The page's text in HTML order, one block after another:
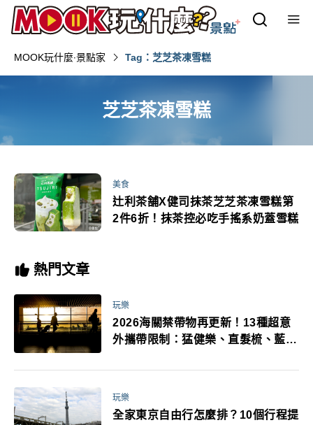
MOOK玩什麼‧景點家 Tag：芝芝茶凍雪糕
芝芝茶凍雪糕
美食
辻利茶舗X健司抹茶芝芝茶凍雪糕第
2件6折！抹茶控必吃手搖系奶蓋雪糕
熱門文章
玩樂
2026海關禁帶物再更新！13種超意
外攜帶限制：猛健樂、直髮梳、藍牙
萬！注意事項一次看！
玩樂
全家東京自由行怎麼排？10個行程提